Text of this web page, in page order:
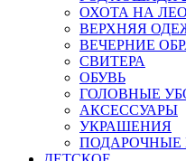
ОХОТА НА
ВЕРХНЯЯ
ВЕЧЕРНИЕ
СВИТЕРА
ОБУВЬ
ГОЛОВНЫЕ
АКСЕССУАРЫ
УКРАШЕНИЯ
ПОДАРОЧНЫЕ